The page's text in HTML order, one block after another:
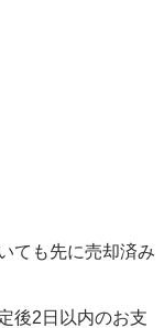
ても先に売却済み
後2日以内のお支